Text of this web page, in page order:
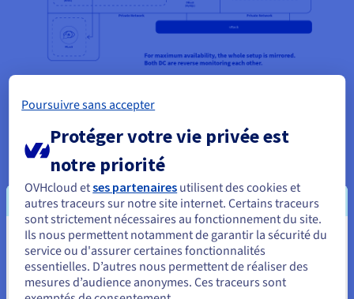
composants du produit, qui sont fournis sous
forme de microservices basés sur Docker. Au sein
de ce cluster, on trouve également les serveurs de
base de données, qui sont également fournis sous
forme d’images Docker et utilisent une partition
sur le stockage Cinder pour le répertoire de
données. Le trafic entre les services individuels et
les instances de la BDD a lieu au sein de ce cluster
de serveurs. De plus, certains des services utilisés,
comme leMachine-Learning-as-a-Service,
Vous semblez être localisé en États-
Unis.
Poursuivre sans accepter
Protéger votre vie privée est
notre priorité
OVHcloud etses partenaires utilisent des cookies et
autres traceurs sur notre site internet. Certains traceurs
sont strictement nécessaires au fonctionnement du site.
Ils nous permettent notamment de garantir la sécurité du
service ou d'assurer certaines fonctionnalités
essentielles. D’autres nous permettent de réaliser des
mesures d’audience anonymes. Ces traceurs sont